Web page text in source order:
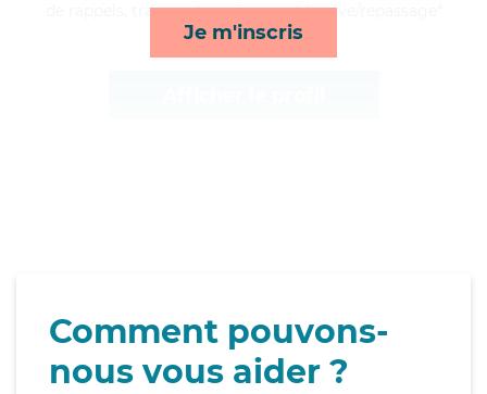
Je m'inscris
de rappels, transports, ménage et lessive/repassage*
Comment pouvons-
nous vous aider ?